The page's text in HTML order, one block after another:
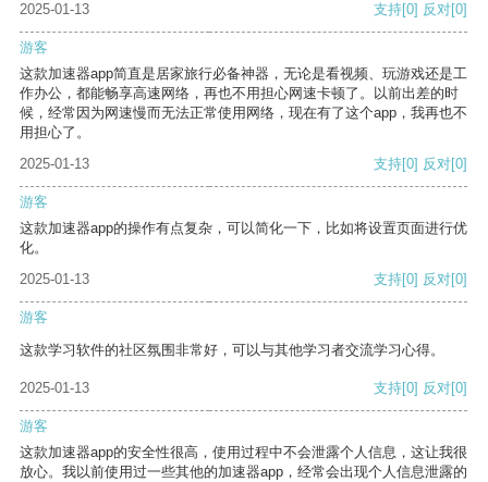
2025-01-13
支持[0] 反对[0]
游客
这款加速器app简直是居家旅行必备神器，无论是看视频、玩游戏还是工
作办公，都能畅享高速网络，再也不用担心网速卡顿了。以前出差的时
候，经常因为网速慢而无法正常使用网络，现在有了这个app，我再也不
用担心了。
2025-01-13
支持[0] 反对[0]
游客
这款加速器app的操作有点复杂，可以简化一下，比如将设置页面进行优
化。
2025-01-13
支持[0] 反对[0]
游客
这款学习软件的社区氛围非常好，可以与其他学习者交流学习心得。
2025-01-13 支持[0] 反对[0]
游客
这款加速器app的安全性很高，使用过程中不会泄露个人信息，这让我很
放心。我以前使用过一些其他的加速器app，经常会出现个人信息泄露的